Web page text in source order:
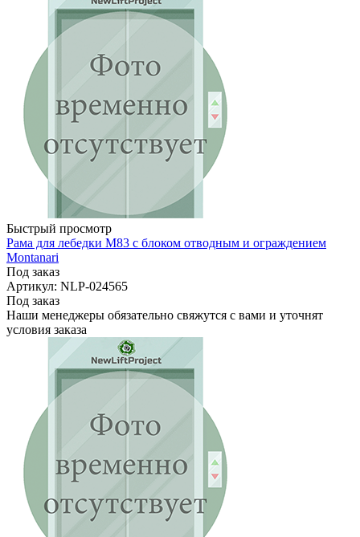
Быстрый просмотр
Рама для лебедки M83 с блоком отводным и ограждением
Montanari
Под заказ
Артикул: NLP-024565
Под заказ
Наши менеджеры обязательно свяжутся с вами и уточнят
условия заказа